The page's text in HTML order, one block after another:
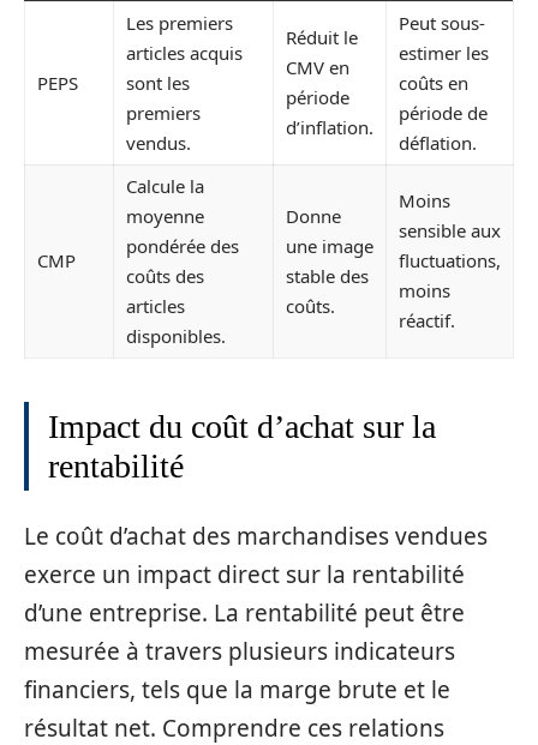
PEPS
Les premiers
articles acquis
sont les
premiers
vendus.
Réduit le
CMV en
période
d’inflation.
Peut sous-
estimer les
coûts en
période de
déflation.
CMP
Calcule la
moyenne
pondérée des
coûts des
articles
disponibles.
Donne
une image
stable des
coûts.
Moins
sensible aux
fluctuations,
moins
réactif.
Impact du coût d’achat sur la
rentabilité
Le coût d’achat des marchandises vendues
exerce un impact direct sur la rentabilité
d’une entreprise. La rentabilité peut être
mesurée à travers plusieurs indicateurs
financiers, tels que la marge brute et le
résultat net. Comprendre ces relations